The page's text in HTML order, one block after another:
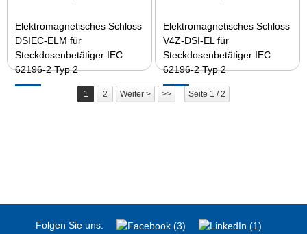
Elektromagnetisches Schloss
DSIEC-ELM für
Steckdosenbetätiger IEC
62196-2 Typ 2
Elektromagnetisches Schloss
V4Z-DSI-EL für
Steckdosenbetätiger IEC
62196-2 Typ 2
1 2 Weiter > >> Seite 1 / 2
Folgen Sie uns: